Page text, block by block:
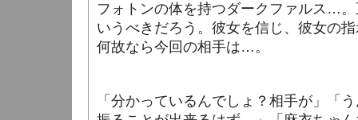
フォトンの体を持つダークファルス…
いうべきだろう。彼女を信じ、彼女の
何故なら今回の相手は…。
「分かっているんでしょ？相手が」「